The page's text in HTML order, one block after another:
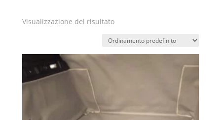
Visualizzazione del risultato